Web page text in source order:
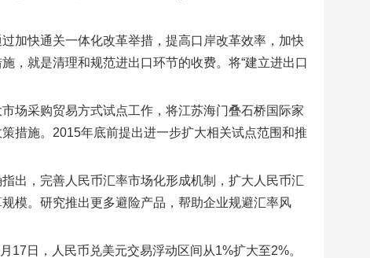
加快通关一体化改革举措，提高口岸改革效率，加快
，就是清理和规范进出口环节的收费。将“建立进出口
场采购贸易方式试点工作，将江苏海门叠石桥国际家
措施。2015年底前提出进一步扩大相关试点范围和推
出，完善人民币汇率市场化形成机制，扩大人民币汇
模。研究推出更多避险产品，帮助企业规避汇率风
日，人民币兑美元交易浮动区间从1%扩大至2%。